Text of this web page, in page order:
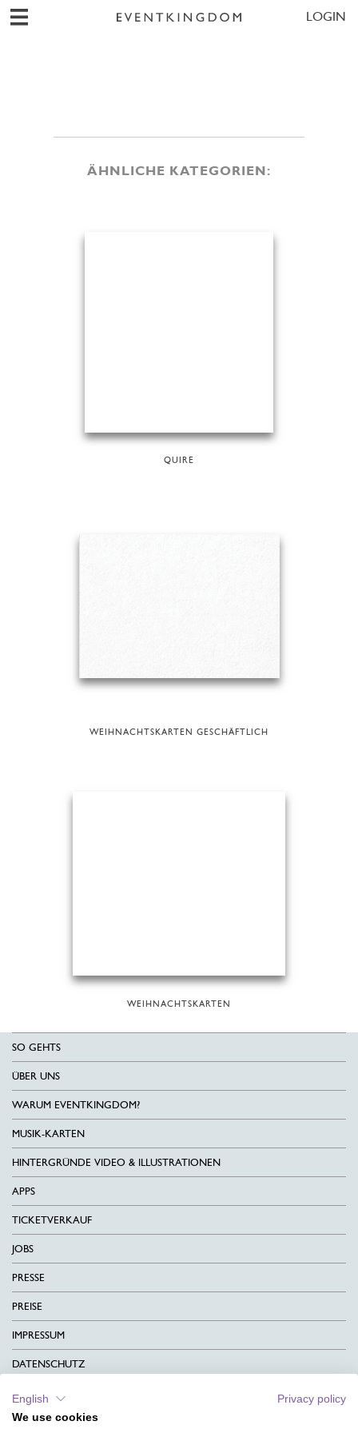
LOGIN
ÄHNLICHE KATEGORIEN:
QUIRE
WEIHNACHTSKARTEN GESCHÄFTLICH
WEIHNACHTSKARTEN
SO GEHTS
ÜBER UNS
WARUM EVENTKINGDOM?
MUSIK-KARTEN
HINTERGRÜNDE VIDEO & ILLUSTRATIONEN
APPS
TICKETVERKAUF
JOBS
PRESSE
PREISE
IMPRESSUM
DATENSCHUTZ
KONTAKT
AGB
English
Privacy policy
We use cookies